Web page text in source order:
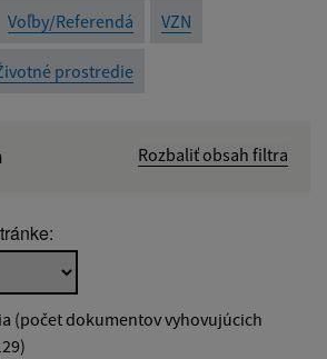
Voľby/Referendá VZN
prostredie
Rozbaliť obsah filtra
od:
(počet dokumentov vyhovujúcich